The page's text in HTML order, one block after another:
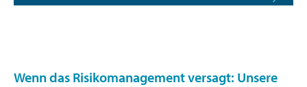
Wenn das Risikomanagement versagt: Unsere